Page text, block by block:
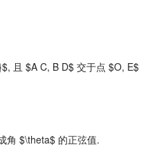
且 $A C, B D$ 交于点 $O, E$
角 $\theta$ 的正弦值.